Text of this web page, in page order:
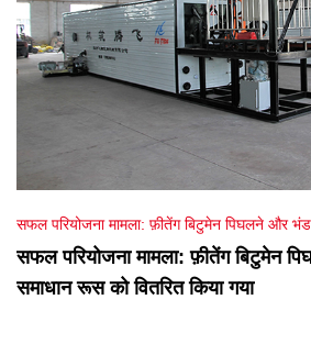
सफल परियोजना मामला: फ़ीतेंग बिटुमेन पिघलने और
किया गया
सफल परियोजना मामला: फ़ीतेंग बिटुमेन
समाधान रूस को वितरित किया गया